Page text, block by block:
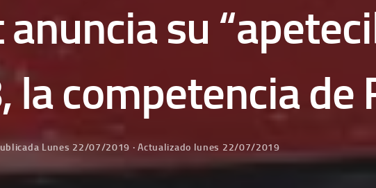
su
la competencia de
Lunes 22/07/2019 · Actualizado lunes 22/07/2019